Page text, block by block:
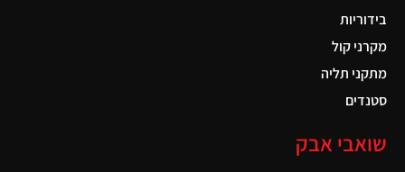
בידוריות
מקרני קול
מתקני תליה
סטנדים
שואבי אבק